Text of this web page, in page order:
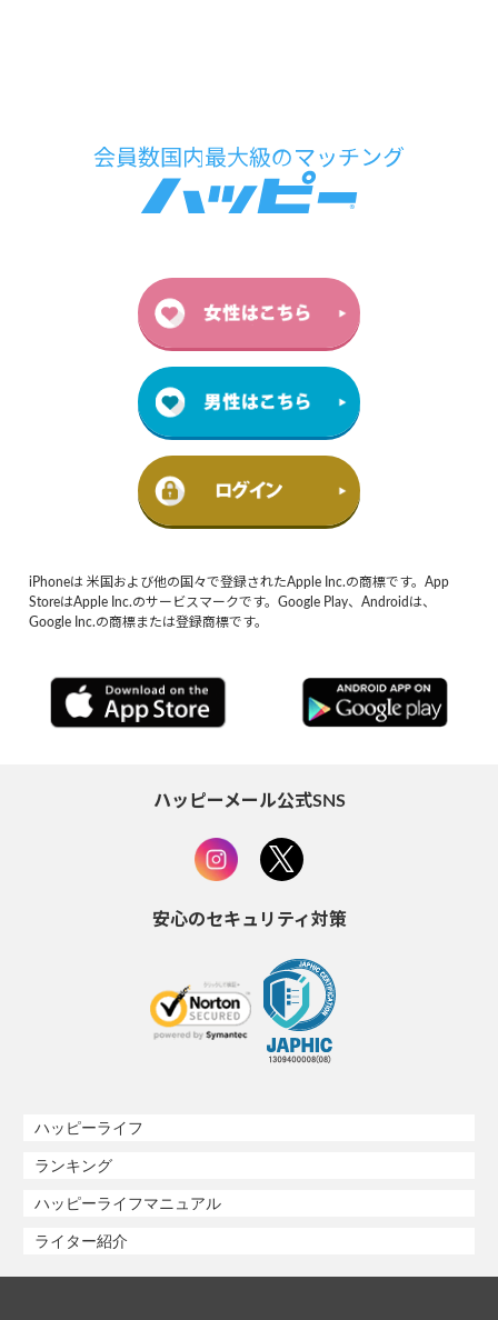
iPhoneは 米国および他の国々で登録されたApple Inc.の商標です。App
StoreはApple Inc.のサービスマークです。Google Play、Androidは、
Google Inc.の商標または登録商標です。
ハッピーメール公式SNS
安心のセキュリティ対策
ハッピーライフ
ランキング
ハッピーライフマニュアル
ライター紹介